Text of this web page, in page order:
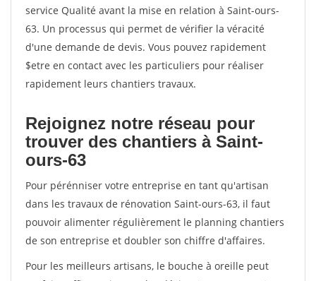
service Qualité avant la mise en relation à Saint-ours-
63. Un processus qui permet de vérifier la véracité
d'une demande de devis. Vous pouvez rapidement
$etre en contact avec les particuliers pour réaliser
rapidement leurs chantiers travaux.
Rejoignez notre réseau pour
trouver des chantiers à Saint-
ours-63
Pour pérénniser votre entreprise en tant qu'artisan
dans les travaux de rénovation Saint-ours-63, il faut
pouvoir alimenter régulièrement le planning chantiers
de son entreprise et doubler son chiffre d'affaires.
Pour les meilleurs artisans, le bouche à oreille peut